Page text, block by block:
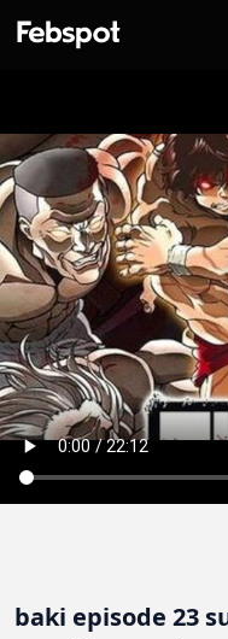
baki episode 23